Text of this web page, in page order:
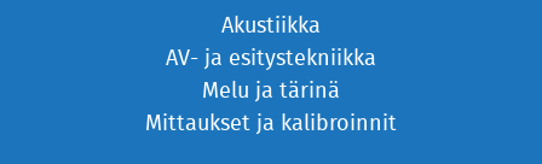
Akustiikka
AV- ja esitystekniikka
Melu ja tärinä
Mittaukset ja kalibroinnit